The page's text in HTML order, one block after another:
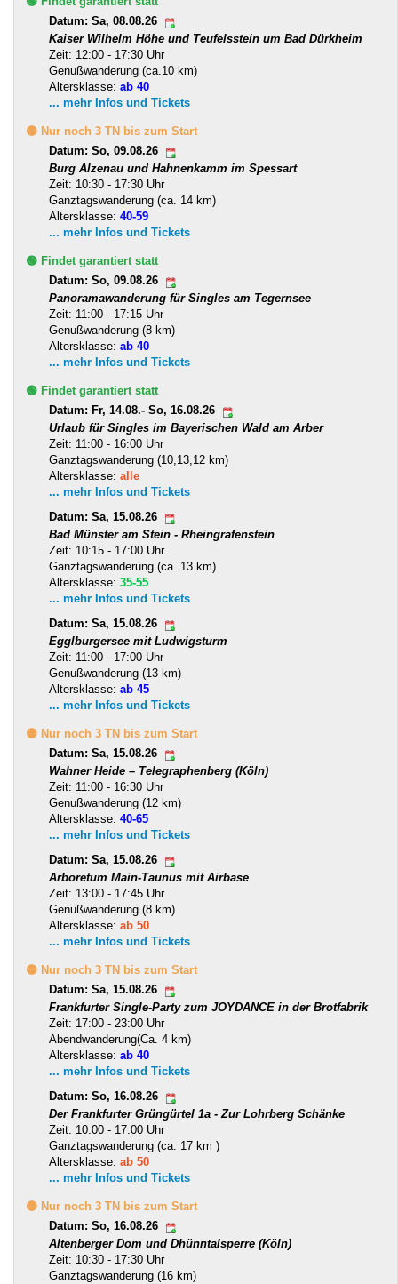
Datum: Sa, 08.08.26
Kaiser Wilhelm Höhe und Teufelsstein um Bad Dürkheim
Zeit: 12:00 - 17:30 Uhr
Genußwanderung (ca.10 km)
Altersklasse: ab 40
... mehr Infos und Tickets
🟡 Nur noch 3 TN bis zum Start
Datum: So, 09.08.26
Burg Alzenau und Hahnenkamm im Spessart
Zeit: 10:30 - 17:30 Uhr
Ganztagswanderung (ca. 14 km)
Altersklasse: 40-59
... mehr Infos und Tickets
🟢 Findet garantiert statt
Datum: So, 09.08.26
Panoramawanderung für Singles am Tegernsee
Zeit: 11:00 - 17:15 Uhr
Genußwanderung (8 km)
Altersklasse: ab 40
... mehr Infos und Tickets
🟢 Findet garantiert statt
Datum: Fr, 14.08.- So, 16.08.26
Urlaub für Singles im Bayerischen Wald am Arber
Zeit: 11:00 - 16:00 Uhr
Ganztagswanderung (10,13,12 km)
Altersklasse: alle
... mehr Infos und Tickets
Datum: Sa, 15.08.26
Bad Münster am Stein - Rheingrafenstein
Zeit: 10:15 - 17:00 Uhr
Ganztagswanderung (ca. 13 km)
Altersklasse: 35-55
... mehr Infos und Tickets
Datum: Sa, 15.08.26
Egglburgersee mit Ludwigsturm
Zeit: 11:00 - 17:00 Uhr
Genußwanderung (13 km)
Altersklasse: ab 45
... mehr Infos und Tickets
🟡 Nur noch 3 TN bis zum Start
Datum: Sa, 15.08.26
Wahner Heide – Telegraphenberg (Köln)
Zeit: 11:00 - 16:30 Uhr
Genußwanderung (12 km)
Altersklasse: 40-65
... mehr Infos und Tickets
Datum: Sa, 15.08.26
Arboretum Main-Taunus mit Airbase
Zeit: 13:00 - 17:45 Uhr
Genußwanderung (8 km)
Altersklasse: ab 50
... mehr Infos und Tickets
🟡 Nur noch 3 TN bis zum Start
Datum: Sa, 15.08.26
Frankfurter Single-Party zum JOYDANCE in der Brotfabrik
Zeit: 17:00 - 23:00 Uhr
Abendwanderung(Ca. 4 km)
Altersklasse: ab 40
... mehr Infos und Tickets
Datum: So, 16.08.26
Der Frankfurter Grüngürtel 1a - Zur Lohrberg Schänke
Zeit: 10:00 - 17:00 Uhr
Ganztagswanderung (ca. 17 km )
Altersklasse: ab 50
... mehr Infos und Tickets
🟡 Nur noch 3 TN bis zum Start
Datum: So, 16.08.26
Altenberger Dom und Dhünntalsperre (Köln)
Zeit: 10:30 - 17:30 Uhr
Ganztagswanderung (16 km)